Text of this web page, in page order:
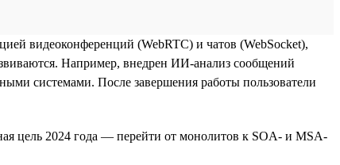
видеоконференций (WebRTC) и чатов (WebSocket),
Например, внедрен ИИ-анализ сообщений
системами. После завершения работы пользователи
цель 2024 года — перейти от монолитов к SOA- и MSA-